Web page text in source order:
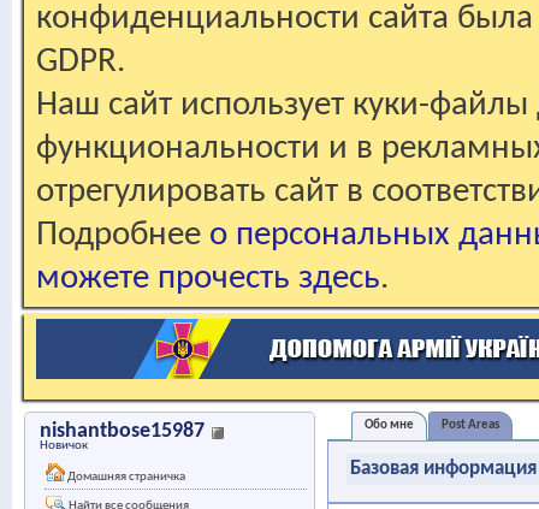
конфиденциальности сайта
GDPR.
Наш сайт использует куки-файлы
функциональности и в
отрегулировать сайт в
Подробнее о персональных
можете прочесть здесь.
nishantbose15987
Новичок
Домашняя страничка
Обо мне Post Areas
Базовая информация